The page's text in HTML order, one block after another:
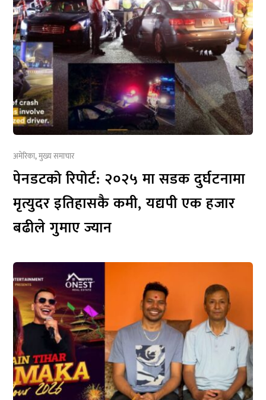
अमेरिका,मुख्य समाचार
पेनडटको रिपोर्ट: २०२५ मा सडक दुर्घटनामा
मृत्युदर इतिहासकै कमी, यद्यपी एक हजार
बढीले गुमाए ज्यान